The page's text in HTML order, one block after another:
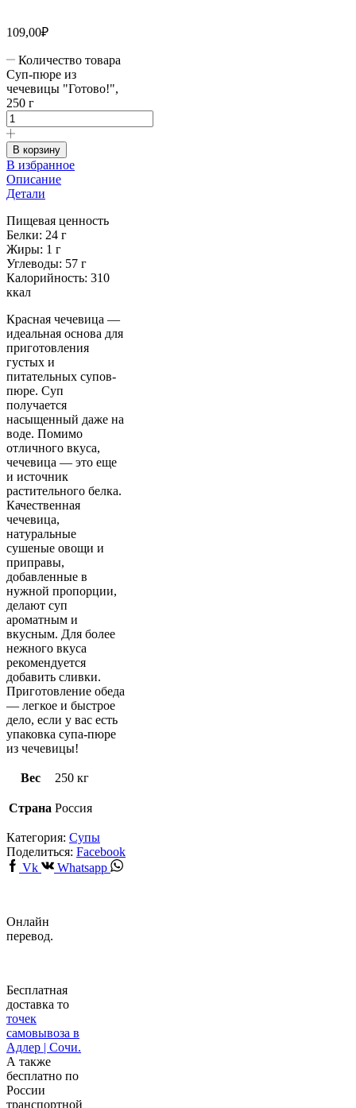
109,00₽
Количество товара
Суп-пюре из
чечевицы "Готово!",
250 г
В корзину
В избранное
Описание
Детали
Пищевая ценность
Белки: 24 г
Жиры: 1 г
Углеводы: 57 г
Калорийность: 310
ккал
Красная чечевица —
идеальная основа для
приготовления
густых и
питательных супов-
пюре. Суп
получается
насыщенный даже на
воде. Помимо
отличного вкуса,
чечевица — это еще
и источник
растительного белка.
Качественная
чечевица,
натуральные
сушеные овощи и
приправы,
добавленные в
нужной пропорции,
делают суп
ароматным и
вкусным. Для более
нежного вкуса
рекомендуется
добавить сливки.
Приготовление обеда
— легкое и быстрое
дело, если у вас есть
упаковка супа-пюре
из чечевицы!
Вес 250 кг
Страна Россия
Категория: Супы
Поделиться: Facebook
Vk
Whatsapp
Онлайн
перевод.
Бесплатная
доставка то
точек
самовывоза в
Адлер | Сочи.
А также
бесплатно по
России
транспортной